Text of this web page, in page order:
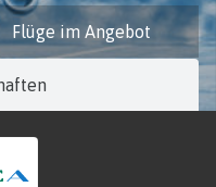
Flüge im Angebot